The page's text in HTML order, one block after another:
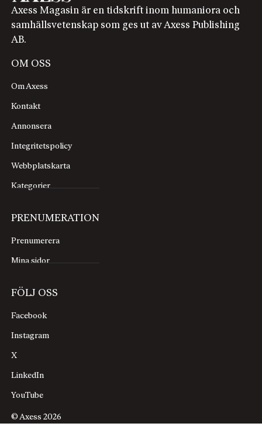
Axess Magasin är en tidskrift inom humaniora och
samhällsvetenskap som ges ut av Axess Publishing
AB.
OM OSS
Om Axess
Kontakt
Annonsera
Integritetspolicy
Webbplatskarta
Kategorier
PRENUMERATION
Prenumerera
Mina sidor
FÖLJ OSS
Facebook
Instagram
X
LinkedIn
YouTube
© Axess 2026